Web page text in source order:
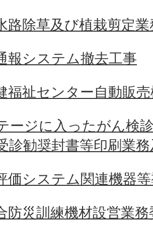
路除草及び植栽剪定
報システム撤去工事
福祉センター自動販
ージに入ったがん検
診勧奨封書等印刷業
価システム関連機器
防災訓練機材設営業務